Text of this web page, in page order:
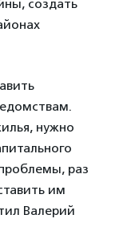
создать
нужно
раз
им
Валерий